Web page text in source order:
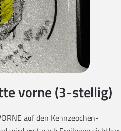
vorne (3-stellig)
auf den Kennzeochen-